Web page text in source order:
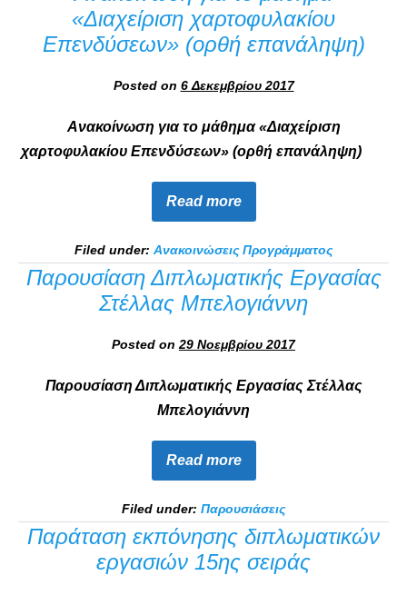
«Διαχείριση χαρτοφυλακίου
Επενδύσεων» (ορθή επανάληψη)
Posted on 6 Δεκεμβρίου 2017
Ανακοίνωση για το μάθημα «Διαχείριση
χαρτοφυλακίου Επενδύσεων» (ορθή επανάληψη)
Read more
Filed under: Ανακοινώσεις Προγράμματος
Παρουσίαση Διπλωματικής Εργασίας
Στέλλας Μπελογιάννη
Posted on 29 Νοεμβρίου 2017
Παρουσίαση Διπλωματικής Εργασίας Στέλλας
Μπελογιάννη
Read more
Filed under: Παρουσιάσεις
Παράταση εκπόνησης διπλωματικών
εργασιών 15ης σειράς